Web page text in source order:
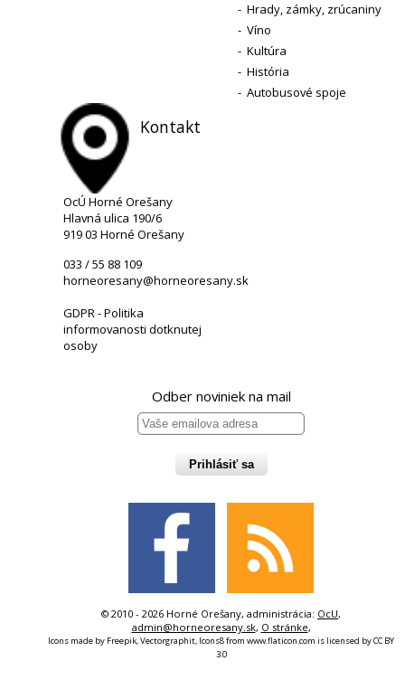
-Hrady, zámky, zrúcaniny
-Víno
-Kultúra
-História
-Autobusové spoje
Kontakt
OcÚ Horné Orešany
Hlavná ulica 190/6
919 03 Horné Orešany
033 / 55 88 109
horneoresany@horneoresany.sk
GDPR - Politika
informovanosti dotknutej
osoby
Odber noviniek na mail
Prihlásiť sa
© 2010 - 2026 Horné Orešany, administrácia: OcU,
admin@horneoresany.sk, O stránke,
Icons made by Freepik,Vectorgraphit, Icons8from www.flaticon.com is licensed byCC BY
3.0